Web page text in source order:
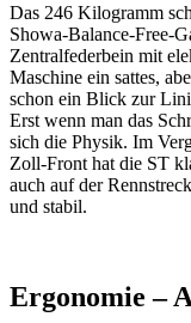
Das 246 Kilogramm
Showa-Balance-Free-
Zentralfederbein mit
Maschine ein sattes,
schon ein Blick zur
Erst wenn man das
sich die Physik. Im
Zoll-Front hat die ST
auch auf der
und stabil.
Ergonomie –